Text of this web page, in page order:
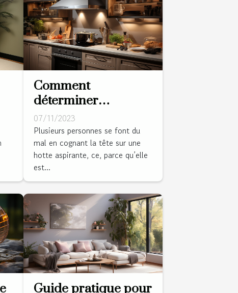
Comment
déterminer
l'emplacement idéal
pour une hotte
aspirante ?
07/11/2023
Plusieurs personnes se font du
mal en cognant la tête sur une
hotte aspirante, ce, parce qu’elle
est...
Guide pratique pour